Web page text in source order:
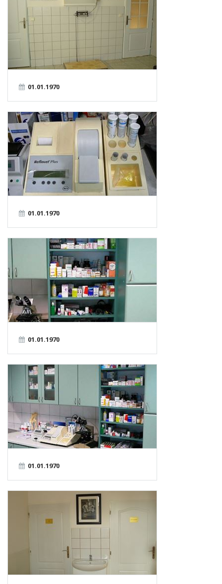
01.01.1970
01.01.1970
01.01.1970
01.01.1970